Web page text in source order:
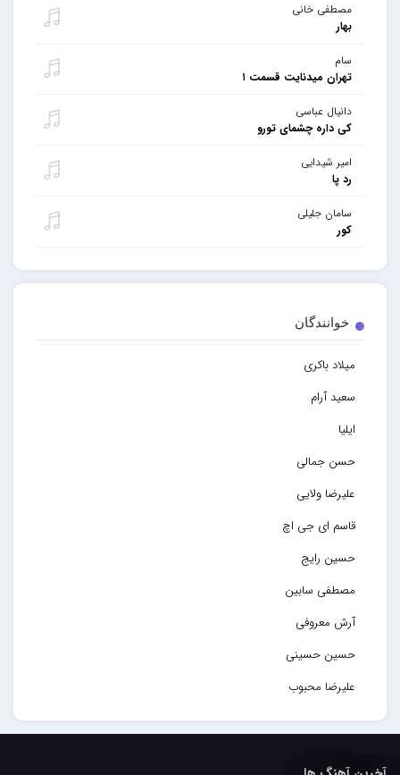
مصطفی خانی
بهار
سام
تهران میدنایت قسمت ۱
دانیال عباسی
کی داره چشمای تورو
امیر شیدایی
رد پا
سامان جلیلی
کور
خوانندگان
میلاد باکری
سعید آرام
ایلیا
حسن جمالی
علیرضا ولایی
قاسم ای جی اچ
حسین رایج
مصطفی سابین
آرش معروفی
حسین حسینی
علیرضا محبوب
حسین حصارکی